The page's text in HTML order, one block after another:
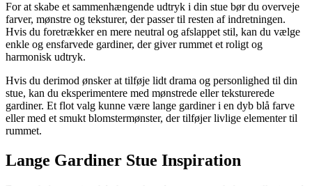
For at skabe et sammenhængende udtryk i din stue bør du overveje
farver, mønstre og teksturer, der passer til resten af indretningen.
Hvis du foretrækker en mere neutral og afslappet stil, kan du vælge
enkle og ensfarvede gardiner, der giver rummet et roligt og
harmonisk udtryk.
Hvis du derimod ønsker at tilføje lidt drama og personlighed til din
stue, kan du eksperimentere med mønstrede eller teksturerede
gardiner. Et flot valg kunne være lange gardiner i en dyb blå farve
eller med et smukt blomstermønster, der tilføjer livlige elementer til
rummet.
Lange Gardiner Stue Inspiration